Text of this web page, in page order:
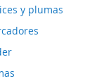
y plumas